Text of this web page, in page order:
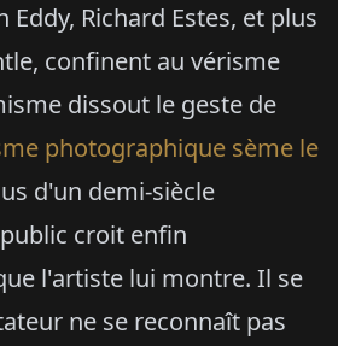
Richard Estes, et plus
confinent au vérisme
dissout le geste de
photographique sème le
d'un demi-siècle
croit enfin
l'artiste lui montre. Il se
ne se reconnaît pas